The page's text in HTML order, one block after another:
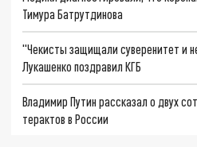
Тимура Батрутдинова
"Чекисты защищали суверенитет и
Лукашенко поздравил КГБ
Владимир Путин рассказал о двух
терактов в России